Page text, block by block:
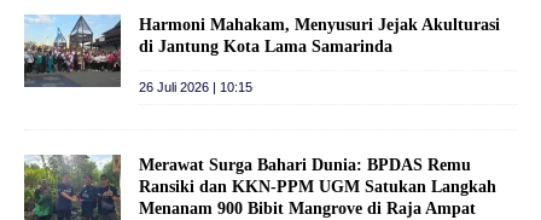
Harmoni Mahakam, Menyusuri Jejak Akulturasi
di Jantung Kota Lama Samarinda
26 Juli 2026 | 10:15
Merawat Surga Bahari Dunia: BPDAS Remu
Ransiki dan KKN-PPM UGM Satukan Langkah
Menanam 900 Bibit Mangrove di Raja Ampat